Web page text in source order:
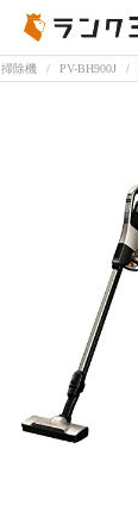
掃除機 PV-BH900J